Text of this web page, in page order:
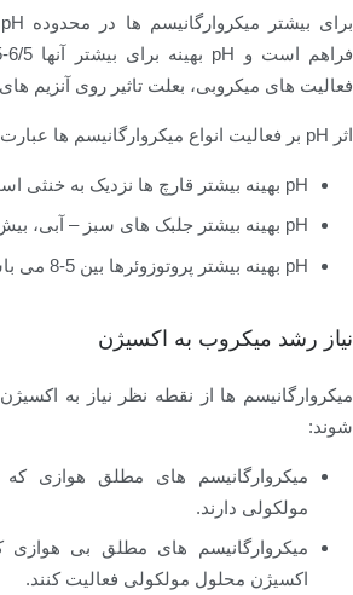
فعالیت های میکروبی، بعلت تاثیر روی آنزیم
اثر pH بر فعالیت انواع میکروارگانیسم ها عبارت است از:
pH بهینه بیشتر قارچ ها نزدیک به خنثی است.
pH بهینه بیشتر جلبک های سبز – آبی، بیش از 7 است.
pH بهینه بیشتر پروتوزوئرها بین 5-8 می باشد.
نیاز رشد میکروب به اکسیژن
میکروارگانیسم ها از نقطه نظر نیاز به
شوند:
میکروارگانیسم های مطلق هوازی که
مولکولی دارند.
میکروارگانیسم های مطلق بی هوازی
اکسیژن محلول مولکولی فعالیت کنند.